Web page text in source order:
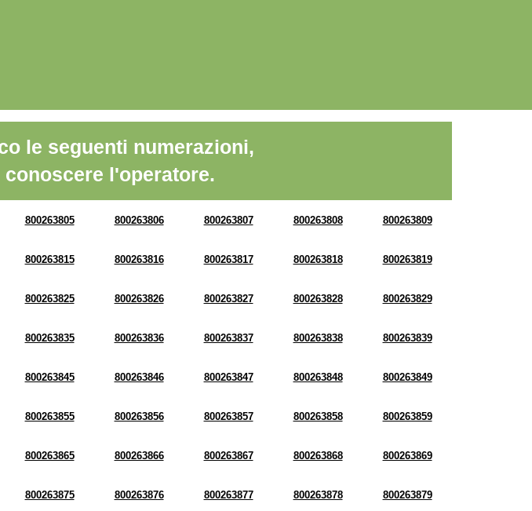
le seguenti numerazioni,
l'operatore.
800263805 800263806 800263807 800263808 800263809
800263815 800263816 800263817 800263818 800263819
800263825 800263826 800263827 800263828 800263829
800263835 800263836 800263837 800263838 800263839
800263845 800263846 800263847 800263848 800263849
800263855 800263856 800263857 800263858 800263859
800263865 800263866 800263867 800263868 800263869
800263875 800263876 800263877 800263878 800263879